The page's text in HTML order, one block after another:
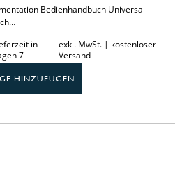
Bedienhandbuch Universal
in
7
exkl. MwSt. | kostenloser
Versand
HINZUFÜGEN